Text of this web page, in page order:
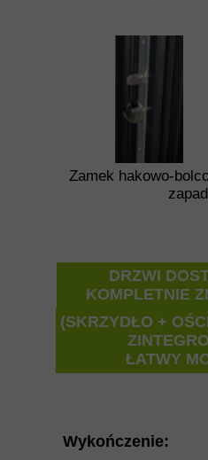
(SKRZYDŁO +
ŁATWY
DRZWI
KOMPLETNIE
Zamek hakowo-
Wykończenie: